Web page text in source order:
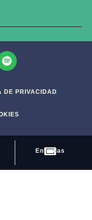
DE PRIVACIDAD
Entradas